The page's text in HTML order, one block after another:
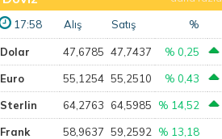
17:58 Alış Satış %
Dolar 47,6785 47,7437 % 0,25
Euro 55,1254 55,2510 % 0,43
Sterlin 64,2763 64,5985 % 14,52
Frank 58,9637 59,2592 % 13,18